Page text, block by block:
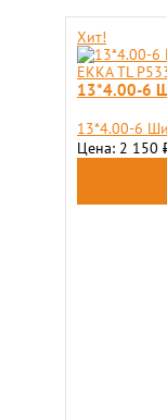
Хит!
13*4.00-6
13*4.00-6
Цена: 2 150